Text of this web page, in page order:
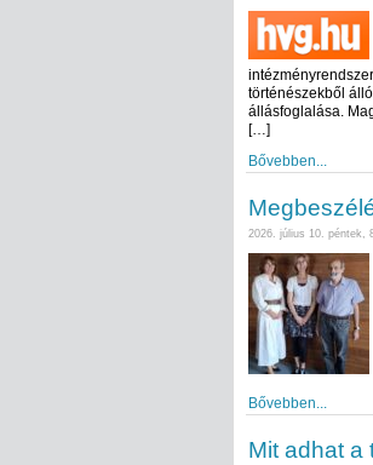
történészekből
állásfoglalása.
[…]
Bővebben...
2026. július 10. péntek,
Bővebben...
Mit adhat a